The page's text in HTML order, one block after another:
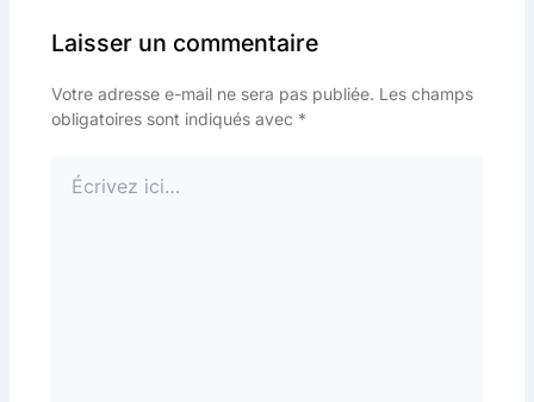
Laisser un commentaire
Votre adresse e-mail ne sera pas publiée. Les champs
obligatoires sont indiqués avec *
ici…